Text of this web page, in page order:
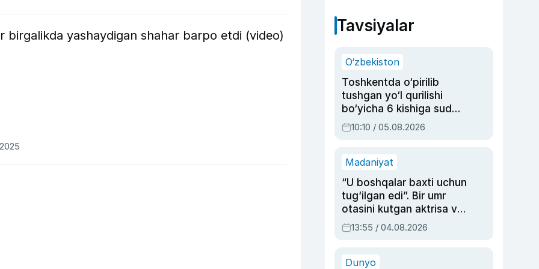
birgalikda yashaydigan shahar barpo etdi (video)
Tavsiyalar
O‘zbekiston
Toshkentda o‘pirilib
tushgan yo‘l qurilishi
bo‘yicha 6 kishiga sud
hukmi o‘qildi
10:10 / 05.08.2026
Madaniyat
“U boshqalar baxti uchun
tug‘ilgan edi”. Bir umr
otasini kutgan aktrisa va
dublyaj ustasi Rimma
Ahmedovaning
13:55 / 04.08.2026
Dunyo